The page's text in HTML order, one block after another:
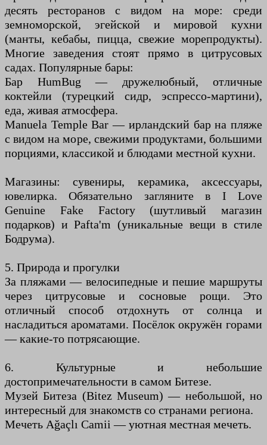
десять ресторанов с видом на море: среди
земноморской, эгейской и мировой кухни
(манты, кебабы, пицца, свежие морепродукты).
Многие заведения стоят прямо в цитрусовых
садах. Популярные бары:
Бар HumBug — дружелюбный, отличные
коктейли (турецкий сидр, эспрессо-мартини),
еда, живая атмосфера.
Manuela Temple Bar — ирландский бар на пляже
с видом на море, свежими продуктами, большими
порциями, классикой и блюдами местной кухни.
Магазины: сувениры, керамика, аксессуары,
ювелирка. Обязательно загляните в I Love
Genuine Fake Factory (шутливый магазин
подарков) и Pafta'm (уникальные вещи в стиле
Бодрума).
5. Природа и прогулки
За пляжами — велосипедные и пешие маршруты
через цитрусовые и сосновые рощи. Это
отличный способ отдохнуть от солнца и
насладиться ароматами. Посёлок окружён горами
— какие-то потрясающие.
6. Культурные и небольшие
достопримечательности в самом Битезе.
Музей Битеза (Bitez Museum) — небольшой, но
интересный для знакомств со странами региона.
Мечеть Ağaçlı Camii — уютная местная мечеть.